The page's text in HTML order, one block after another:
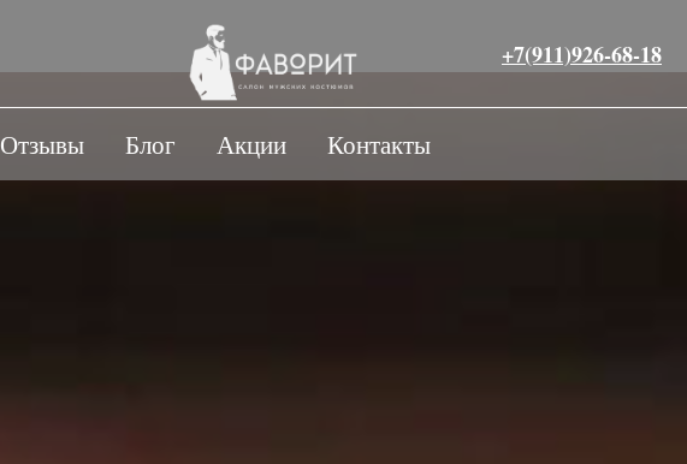
+7(911)926-68-18
Отзывы Блог Акции Контакты